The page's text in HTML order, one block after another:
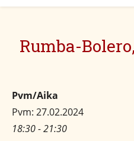
Rumba-
Pvm/Aika
Pvm: 27.02.2024
18:30 - 21:30